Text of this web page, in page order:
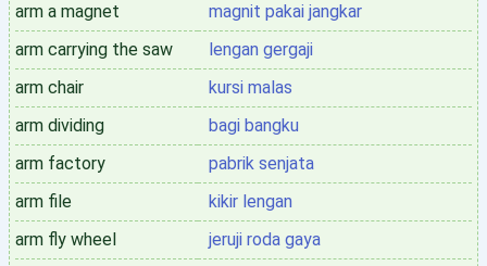
arm a magnet
magnit pakai jangkar
arm carrying the saw
lengan gergaji
arm chair
kursi malas
arm dividing
bagi bangku
arm factory
pabrik senjata
arm file
kikir lengan
arm fly wheel
jeruji roda gaya